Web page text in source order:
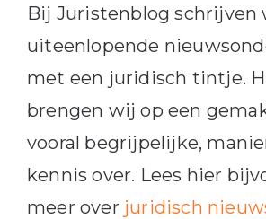
Bij Juristenblog schrijven
uiteenlopende
met een juridisch tintje.
brengen wij op een
vooral begrijpelijke,
kennis over. Lees hier
meer over juridisch